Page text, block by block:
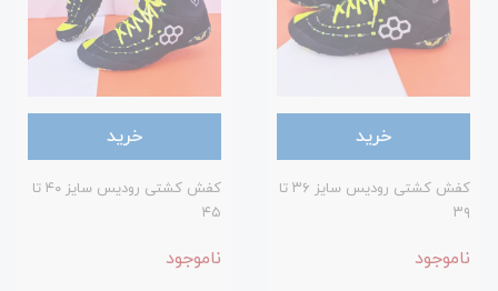
خرید
کفش کشتی رودیس سایز ۳۶ تا
۳۹
ناموجود
خرید
کفش کشتی رودیس سایز ۴۰ تا
۴۵
ناموجود